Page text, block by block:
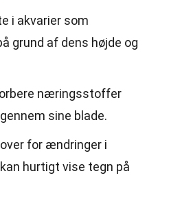
i akvarier som
grund af dens højde og
næringsstoffer
sine blade.
for ændringer i
hurtigt vise tegn på